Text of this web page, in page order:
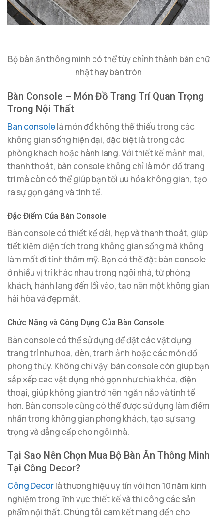
Bộ bàn ăn thông minh có thể tùy chỉnh thành bàn chữ
nhật hay bàn tròn
Bàn Console – Món Đồ Trang Trí Quan Trọng
Trong Nội Thất
Bàn consolelà món đồ không thể thiếu trong các
không gian sống hiện đại, đặc biệt là trong các
phòng khách hoặc hành lang. Với thiết kế mảnh mai,
thanh thoát, bàn console không chỉ là món đồ trang
trí mà còn có thể giúp bạn tối ưu hóa không gian, tạo
ra sự gọn gàng và tinh tế.
Đặc Điểm Của Bàn Console
Bàn console có thiết kế dài, hẹp và thanh thoát, giúp
tiết kiệm diện tích trong không gian sống mà không
làm mất đi tính thẩm mỹ. Bạn có thể đặt bàn console
ở nhiều vị trí khác nhau trong ngôi nhà, từ phòng
khách, hành lang đến lối vào, tạo nên một không gian
hài hòa và đẹp mắt.
Chức Năng và Công Dụng Của Bàn Console
Bàn console có thể sử dụng để đặt các vật dụng
trang trí như hoa, đèn, tranh ảnh hoặc các món đồ
phong thủy. Không chỉ vậy, bàn console còn giúp bạn
sắp xếp các vật dụng nhỏ gọn như chìa khóa, điện
thoại, giúp không gian trở nên ngăn nắp và tinh tế
hơn. Bàn console cũng có thể được sử dụng làm điểm
nhấn trong không gian phòng khách, tạo sự sang
trọng và đẳng cấp cho ngôi nhà.
Tại Sao Nên Chọn Mua Bộ Bàn Ăn Thông Minh
Tại Công Decor?
Công Decorlà thương hiệu uy tín với hơn 10 năm kinh
nghiệm trong lĩnh vực thiết kế và thi công các sản
phẩm nội thất. Chúng tôi cam kết mang đến cho